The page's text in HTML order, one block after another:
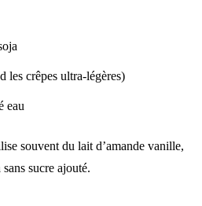
les crêpes ultra-légères)
eau
souvent du lait d’amande vanille,
sucre ajouté.